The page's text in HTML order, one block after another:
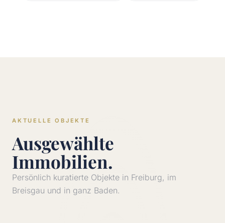
AKTUELLE OBJEKTE
Ausgewählte
Immobilien.
Persönlich kuratierte Objekte in Freiburg, im
Breisgau und in ganz Baden.